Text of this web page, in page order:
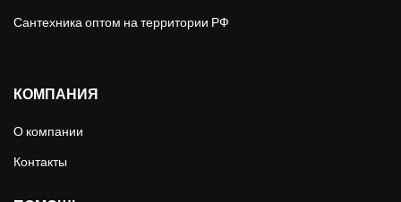
Сантехника оптом на территории РФ
КОМПАНИЯ
О компании
Контакты